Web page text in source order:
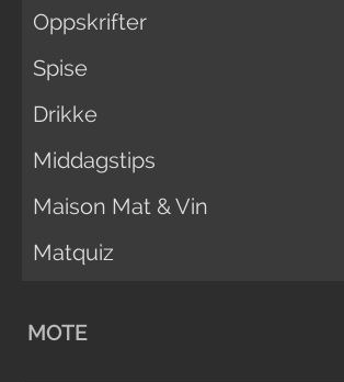
Oppskrifter
Spise
Drikke
Middagstips
Maison Mat & Vin
Matquiz
MOTE